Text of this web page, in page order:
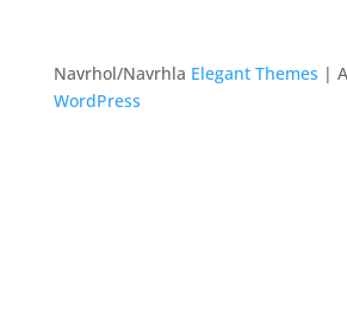
Navrhol/Navrhla Elegant Themes |
WordPress